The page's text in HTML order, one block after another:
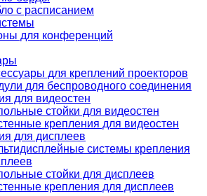
с расписанием
для конференций
для креплений проекторов
для беспроводного соединения
для видеостен
стойки для видеостен
крепления для видеостен
для дисплеев
системы крепления
стойки для дисплеев
крепления для дисплеев